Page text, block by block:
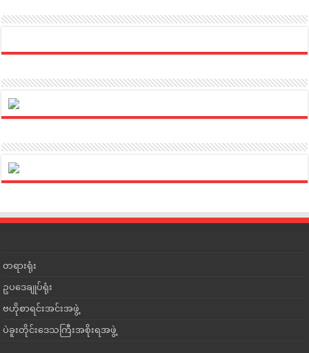
တရားရုံး
ဥပဒေချုပ်ရုံး
ဗဟိုစာရင်းအင်းအဖွဲ့
ပဲခူးတိုင်းဒေသကြီးအစိုးရအဖွဲ့